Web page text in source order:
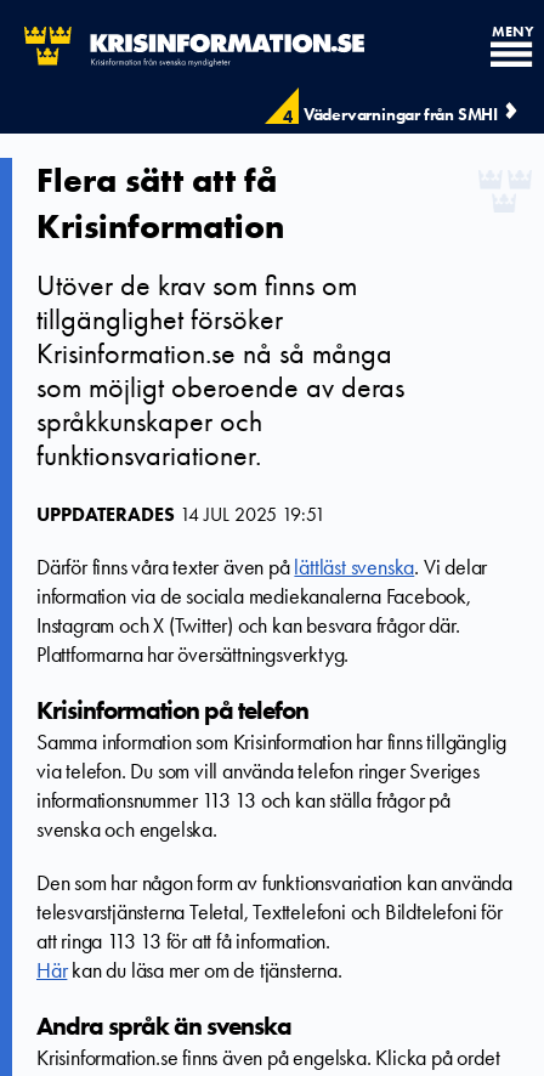
4 Vädervarningar från SMHI
MENY
Flera sätt att få
Krisinformation
Utöver de krav som finns om
tillgänglighet försöker
Krisinformation.se nå så många
som möjligt oberoende av deras
språkkunskaper och
funktionsvariationer.
UPPDATERADES 14 JUL 2025 19:51
Därför finns våra texter även pålättläst svenska. Vi delar
information via de sociala mediekanalerna Facebook,
Instagram och X (Twitter) och kan besvara frågor där.
Plattformarna har översättningsverktyg.
Krisinformation på telefon
Samma information som Krisinformation har finns tillgänglig
via telefon. Du som vill använda telefon ringer Sveriges
informationsnummer 113 13 och kan ställa frågor på
svenska och engelska.
Den som har någon form av funktionsvariation kan använda
telesvarstjänsterna Teletal, Texttelefoni och Bildtelefoni för
att ringa 113 13 för att få information.
Härkan du läsa mer om de tjänsterna.
Andra språk än svenska
Krisinformation.se finns även på engelska. Klicka på ordet